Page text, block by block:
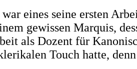
eines seine ersten
gewissen Marquis,
als Dozent für
Touch hatte,